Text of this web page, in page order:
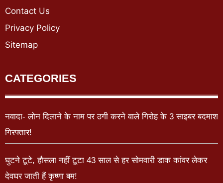
Contact Us
Privacy Policy
Sitemap
CATEGORIES
नवादा- लोन दिलाने के नाम पर ठगी करने वाले गिरोह के 3 साइबर बदमाश
गिरफ्तार!
घुटने टूटे, हौसला नहीं टूटा 43 साल से हर सोमवारी डाक कांवर लेकर
देवघर जाती हैं कृष्णा बम!